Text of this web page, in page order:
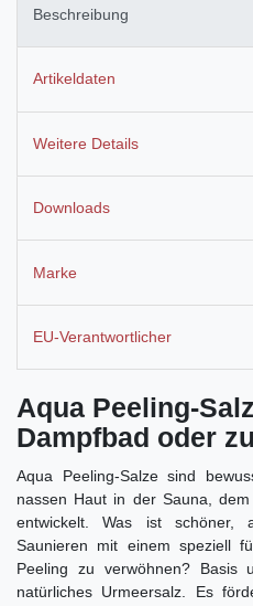
Beschreibung
Artikeldaten
Weitere Details
Downloads
Marke
EU-Verantwortlicher
Aqua Peeling-
Dampfbad oder
Aqua Peeling-Salze sind
nassen Haut in der Sauna,
entwickelt. Was ist schöner,
Saunieren mit einem speziell
Peeling zu verwöhnen? Basis
natürliches Urmeersalz. Es